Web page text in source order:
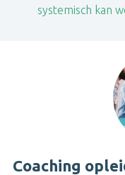
systemisch kan
Coaching